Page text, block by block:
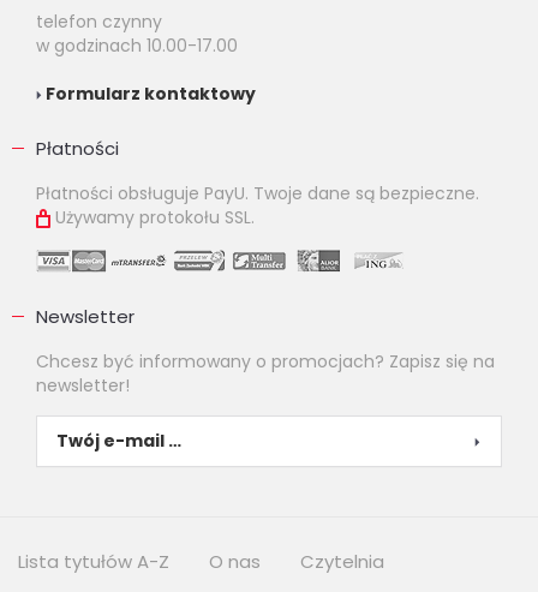
telefon czynny
w godzinach 10.00-17.00
Formularz kontaktowy
Płatności
Płatności obsługuje PayU. Twoje dane są bezpieczne.
Używamy protokołu SSL.
Newsletter
Chcesz być informowany o promocjach? Zapisz się na
newsletter!
Lista tytułów A-Z O nas Czytelnia